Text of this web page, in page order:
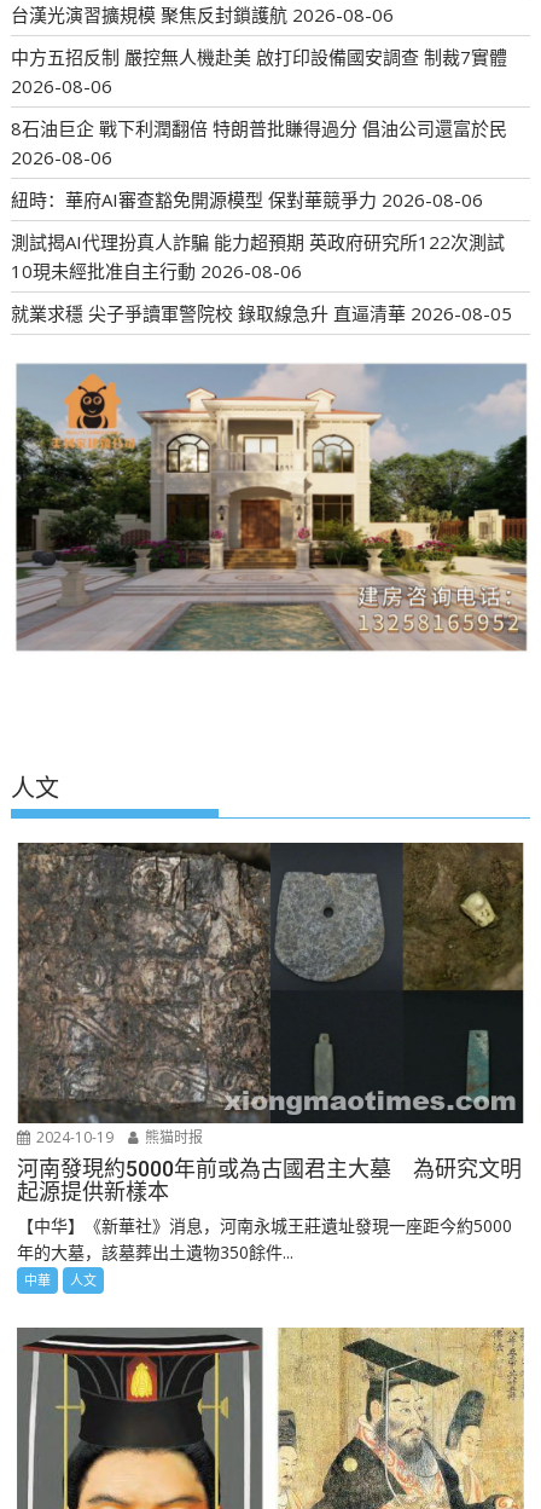
台漢光演習擴規模 聚焦反封鎖護航 2026-08-06
中方五招反制 嚴控無人機赴美 啟打印設備國安調查 制裁7實體
2026-08-06
8石油巨企 戰下利潤翻倍 特朗普批賺得過分 倡油公司還富於民
2026-08-06
紐時：華府AI審查豁免開源模型 保對華競爭力 2026-08-06
測試揭AI代理扮真人詐騙 能力超預期 英政府研究所122次測試
10現未經批准自主行動 2026-08-06
就業求穩 尖子爭讀軍警院校 錄取線急升 直逼清華 2026-08-05
人文
2024-10-19 熊猫时报
河南發現約5000年前或為古國君主大墓 為研究文明
起源提供新樣本
【中华】《新華社》消息，河南永城王莊遺址發現一座距今約5000
年的大墓，該墓葬出土遺物350餘件...
中華 人文